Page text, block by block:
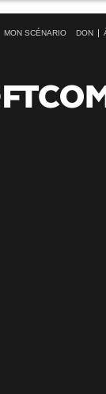
MON SCÉNARIO DON